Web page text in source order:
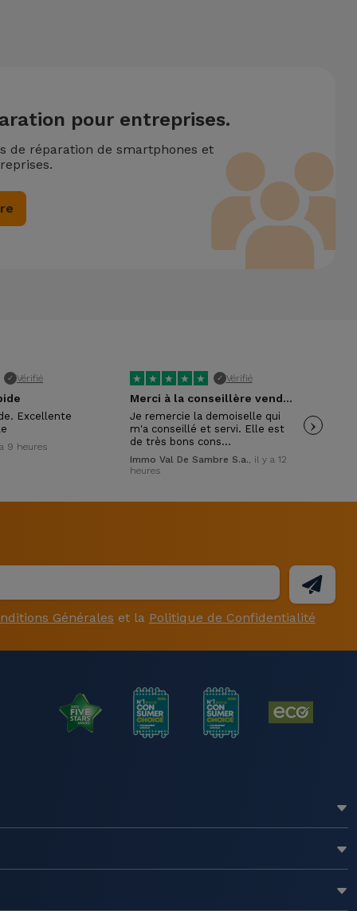
pour entreprises.
de réparation de smartphones et
✓ Vérifié
Excellente
9 heures
★ ★ ★ ★ ★ ✓ Vérifié
Merci à la conseillère vendeuse
Je remercie la demoiselle qui
m'a conseillé et servi. Elle est
de très bons cons…
Immo Val De Sambre S.a., il y a 12
heures
›
Générales et la Politique de Confidentialité